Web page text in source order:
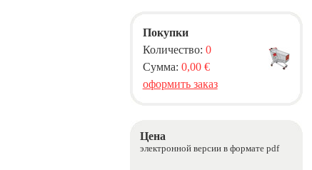
Покупки
Количество: 0
Сумма: 0,00 €
оформить заказ
Цена
электронной версии в формате pdf